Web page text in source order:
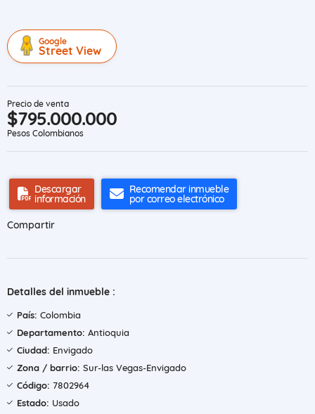
Google
Street View
Precio de venta
$795.000.000
Pesos Colombianos
Descargar
información
Recomendar inmueble
por correo electrónico
Compartir
Detalles del inmueble :
País: Colombia
Departamento: Antioquia
Ciudad: Envigado
Zona / barrio: Sur-las Vegas-Envigado
Código: 7802964
Estado: Usado